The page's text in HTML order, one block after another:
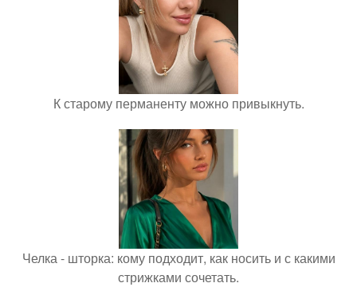
К старому перманенту можно привыкнуть.
Челка - шторка: кому подходит, как носить и с какими
стрижками сочетать.